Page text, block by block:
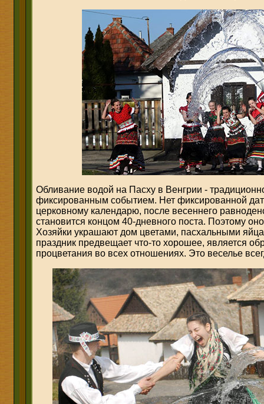
Обливание водой на Пасху в Венгрии -
фиксированным событием. Нет фиксированной
церковному календарю, после весеннего
становится концом 40-дневного поста. Поэтому
Хозяйки украшают дом цветами, пасхальными
праздник предвещает что-то хорошее, является
процветания во всех отношениях. Это веселье